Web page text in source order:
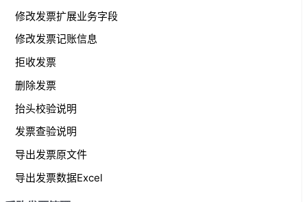
修改发票扩展业务字段
修改发票记账信息
拒收发票
删除发票
抬头校验说明
发票查验说明
导出发票原文件
导出发票数据Excel